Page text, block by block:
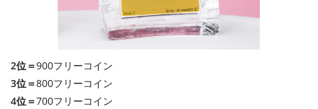
2位＝900フリーコイン
3位＝800フリーコイン
4位＝700フリーコイン